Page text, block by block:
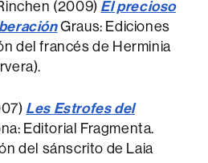
(2009) El precioso
Graus: Ediciones
del francés de Herminia
Les Estrofes del
Editorial Fragmenta.
del sánscrito de Laia